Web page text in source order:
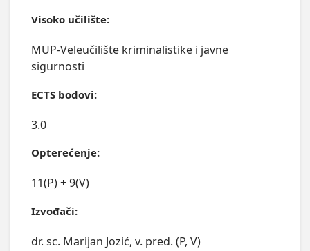
Visoko učilište:
MUP-Veleučilište kriminalistike i javne
sigurnosti
ECTS bodovi:
3.0
Opterećenje:
11(P) + 9(V)
Izvođači:
dr. sc. Marijan Jozić, v. pred. (P, V)